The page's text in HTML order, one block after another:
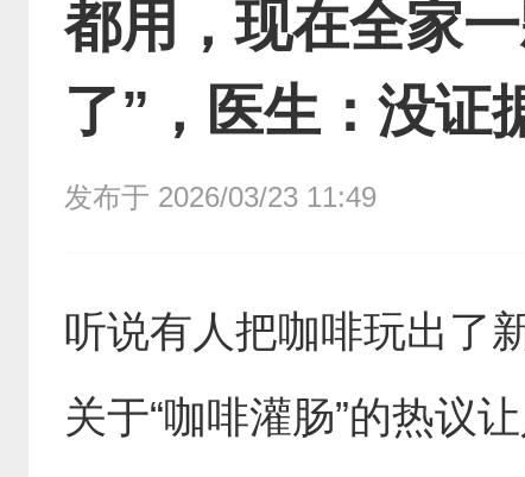
都用，现在全家
了”，医生：没证
发布于 2026/03/23 11:49
听说有人把咖啡玩出了
关于“咖啡灌肠”的热议